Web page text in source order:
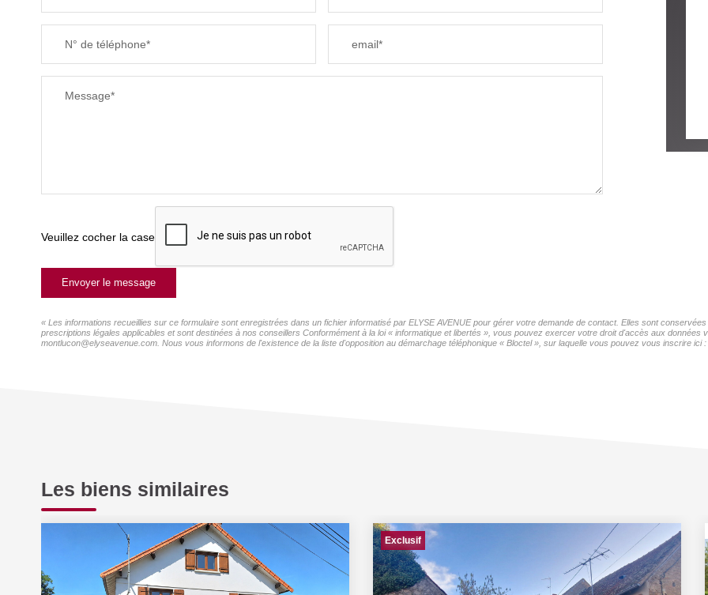
N° de téléphone* email*
Message*
Veuillez cocher la case
Envoyer le message
« Les informations recueillies sur ce formulaire sont enregistrées dans un fichier informatisé par ELYSE AVENUE pour gérer votre demande de contact. Elles sont
prescriptions légales applicables et sont destinées à nos conseillers Conformément à la loi « informatique et libertés », vous pouvez exercer votre droit d'accès aux données
montlucon@elyseavenue.com. Nous vous informons de l'existence de la liste d'opposition au démarchage téléphonique « Bloctel », sur laquelle vous pouvez vous inscrire ici :
Les biens similaires
Exclusif